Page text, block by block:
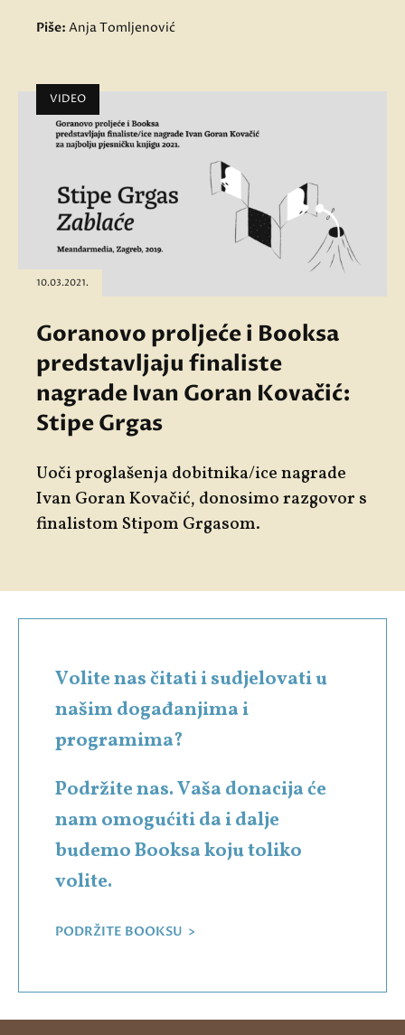
Piše: Anja Tomljenović
VIDEO
10.03.2021.
Goranovo proljeće i Booksa
predstavljaju finaliste
nagrade Ivan Goran Kovačić:
Stipe Grgas
Uoči proglašenja dobitnika/ice nagrade
Ivan Goran Kovačić, donosimo razgovor s
finalistom Stipom Grgasom.
Volite nas čitati i sudjelovati u
našim događanjima i
programima?
Podržite nas. Vaša donacija će
nam omogućiti da i dalje
budemo Booksa koju toliko
volite.
PODRŽITE BOOKSU >